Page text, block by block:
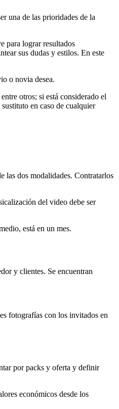
una de las prioridades de la
para lograr resultados
sus dudas y estilos. En este
o novia desea.
otros; si está considerado el
en caso de cualquier
las dos modalidades. Contratarlos
del video debe ser
está en un mes.
y clientes. Se encuentran
fotografías con los invitados en
por packs y oferta y definir
económicos desde los